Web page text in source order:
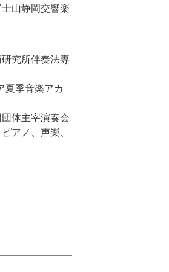
山静岡交響楽
究所伴奏法専
夏季音楽アカ
体主宰演奏会
アノ、声楽、